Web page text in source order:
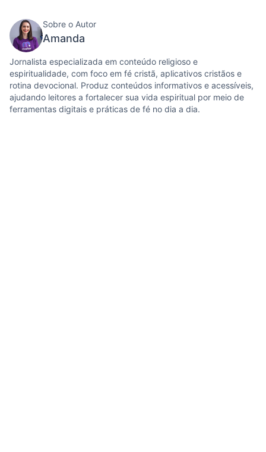
Sobre o Autor
Amanda
Jornalista especializada em conteúdo religioso e
espiritualidade, com foco em fé cristã, aplicativos cristãos e
rotina devocional. Produz conteúdos informativos e acessíveis,
ajudando leitores a fortalecer sua vida espiritual por meio de
ferramentas digitais e práticas de fé no dia a dia.